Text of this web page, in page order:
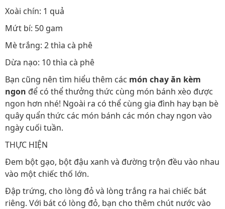
Xoài chín: 1 quả
Mứt bí: 50 gam
Mè trắng: 2 thìa cà phê
Dừa nạo: 10 thìa cà phê
Bạn cũng nên tìm hiểu thêm các món chay ăn kèm
ngon để có thể thưởng thức cùng món bánh xèo được
ngon hơn nhé! Ngoài ra có thể cùng gia đình hay bạn bè
quây quẩn thức các món bánh các món chay ngon vào
ngày cuối tuần.
THỰC HIỆN
Đem bột gạo, bột đậu xanh và đường trộn đều vào nhau
vào một chiếc thố lớn.
Đập trứng, cho lòng đỏ và lòng trắng ra hai chiếc bát
riêng. Với bát có lòng đỏ, bạn cho thêm chút nước vào